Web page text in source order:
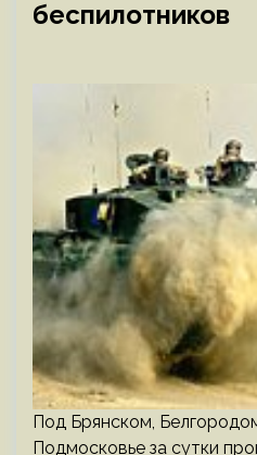
беспилотников
Под Брянском,
Подмосковье за сутки